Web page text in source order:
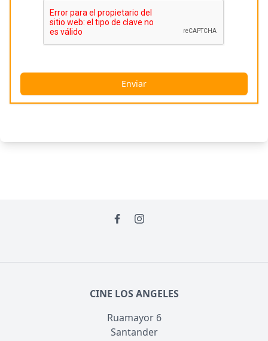
Enviar
CINE LOS ANGELES
Ruamayor 6
Santander